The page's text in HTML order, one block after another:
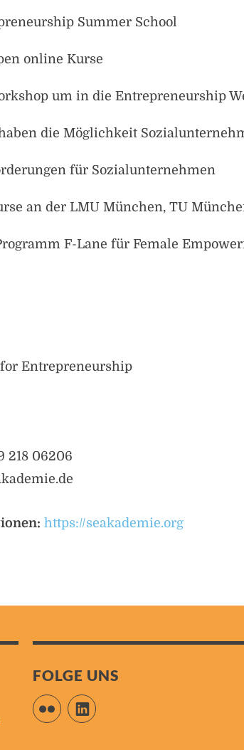
Summer School
online Kurse
um in die Entrepreneurship
die Möglichkeit
für Sozialunternehmen
an der LMU München, TU
F-Lane für Female
Entrepreneurship
218 06206
https://seakademie.org
FOLGE UNS
Flickr LinkedIn